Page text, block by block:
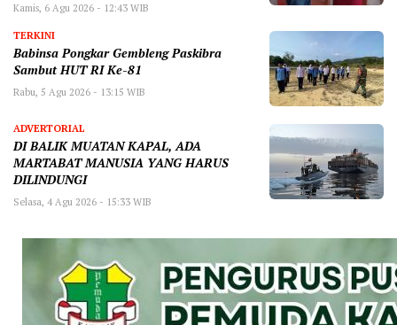
Kamis, 6 Agu 2026 - 12:43 WIB
TERKINI
Babinsa Pongkar Gembleng Paskibra
Sambut HUT RI Ke-81
Rabu, 5 Agu 2026 - 13:15 WIB
ADVERTORIAL
DI BALIK MUATAN KAPAL, ADA
MARTABAT MANUSIA YANG HARUS
DILINDUNGI
Selasa, 4 Agu 2026 - 15:33 WIB